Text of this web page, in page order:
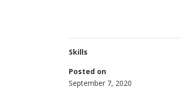
Skills
Posted on
September 7, 2020